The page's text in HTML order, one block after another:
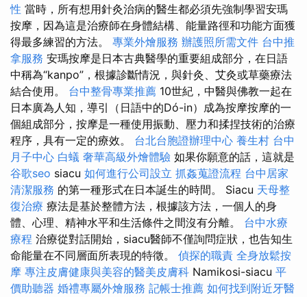
性 當時，所有想用針灸治病的醫生都必須先強制學習安瑪
按摩，因為這是治療師在身體結構、能量路徑和功能方面獲
得最多練習的方法。 專業外燴服務 辦護照所需文件 台中推
拿服務 安瑪按摩是日本古典醫學的重要組成部分，在日語
中稱為“kanpo”，根據診斷情況，與針灸、艾灸或草藥療法
結合使用。 台中整骨專業推薦 10世紀，中醫與佛教一起在
日本廣為人知，導引（日語中的Dó-in）成為按摩按摩的一
個組成部分，按摩是一種使用振動、壓力和揉捏技術的治療
程序，具有一定的療效。 台北台胞證辦理中心 養生村 台中
月子中心 白蟻 奢華高級外燴體驗 如果你願意的話，這就是
谷歌seo siacu 如何進行公司設立 抓姦蒐證流程 台中居家
清潔服務 的第一種形式在日本誕生的時間。 Siacu 天母整
復治療 療法是基於整體方法，根據該方法，一個人的身
體、心理、精神水平和生活條件之間沒有分離。 台中水療
療程 治療從對話開始，siacu醫師不僅詢問症狀，也告知生
命能量在不同層面所表現的特徵。 偵探的職責 全身放鬆按
摩 專注皮膚健康與美容的醫美皮膚科 Namikosi-siacu 平
價助聽器 婚禮專屬外燴服務 記帳士推薦 如何找到附近牙醫